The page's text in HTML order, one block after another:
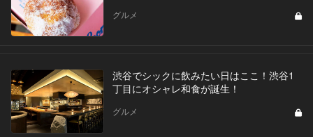
グルメ
渋谷でシックに飲みたい日はここ！渋谷1
丁目にオシャレ和食が誕生！
グルメ